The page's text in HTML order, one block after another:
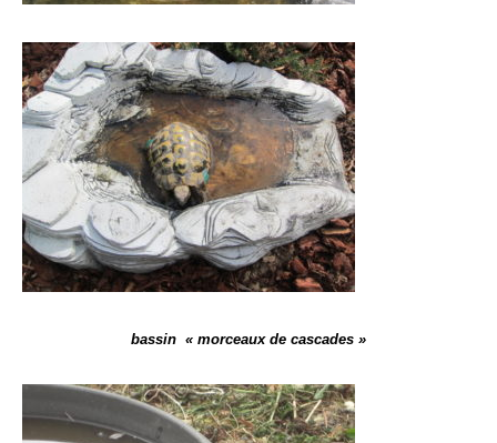
bassin « morceaux de cascades »